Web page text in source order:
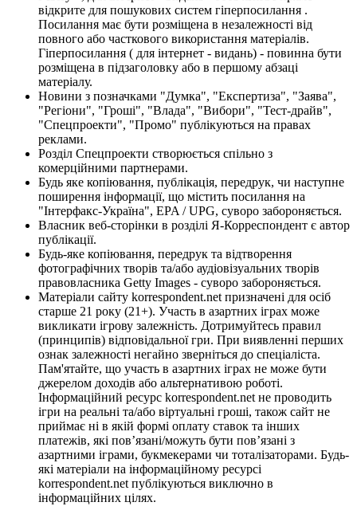
відкрите для пошукових систем гіперпосилання .
Посилання має бути розміщена в незалежності від
повного або часткового використання матеріалів.
Гіперпосилання ( для інтернет - видань) - повинна бути
розміщена в підзаголовку або в першому абзаці
матеріалу.
Новини з позначками "Думка", "Експертиза", "Заява",
"Регіони", "Гроші", "Влада", "Вибори", "Тест-драйв",
"Спецпроекти", "Промо" публікуються на правах
реклами.
Розділ Спецпроекти створюється спільно з
комерційними партнерами.
Будь яке копіювання, публікація, передрук, чи наступне
поширення інформації, що містить посилання на
"Інтерфакс-Україна", EPA / UPG, суворо забороняється.
Власник веб-сторінки в розділі Я-Корреспондент є автор
публікації.
Будь-яке копіювання, передрук та відтворення
фотографічних творів та/або аудіовізуальних творів
правовласника Getty Images - суворо забороняється.
Матеріали сайту korrespondent.net призначені для осіб
старше 21 року (21+). Участь в азартних іграх може
викликати ігрову залежність. Дотримуйтесь правил
(принципів) відповідальної гри. При виявленні перших
ознак залежності негайно зверніться до спеціаліста.
Пам'ятайте, що участь в азартних іграх не може бути
джерелом доходів або альтернативою роботі.
Інформаційний ресурс korrespondent.net не проводить
ігри на реальні та/або віртуальні гроші, також сайт не
приймає ні в якій формі оплату ставок та інших
платежів, які пов’язані/можуть бути пов’язані з
азартними іграми, букмекерами чи тоталізаторами. Будь-
які матеріали на інформаційному ресурсі
korrespondent.net публікуються виключно в
інформаційних цілях.